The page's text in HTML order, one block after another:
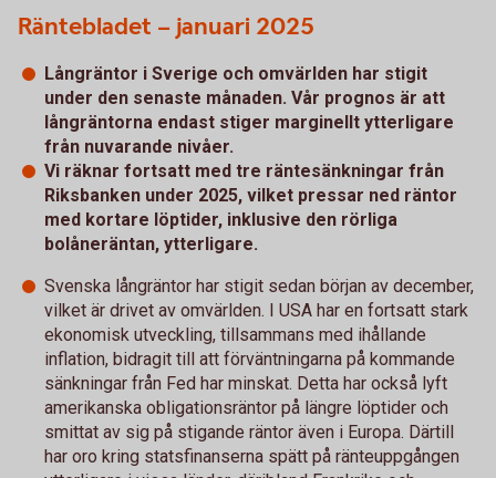
Räntebladet – januari 2025
Långräntor i Sverige och omvärlden har stigit
under den senaste månaden. Vår prognos är att
långräntorna endast stiger marginellt ytterligare
från nuvarande nivåer.
Vi räknar fortsatt med tre räntesänkningar från
Riksbanken under 2025, vilket pressar ned räntor
med kortare löptider, inklusive den rörliga
bolåneräntan, ytterligare.
Svenska långräntor har stigit sedan början av december,
vilket är drivet av omvärlden. I USA har en fortsatt stark
ekonomisk utveckling, tillsammans med ihållande
inflation, bidragit till att förväntningarna på kommande
sänkningar från Fed har minskat. Detta har också lyft
amerikanska obligationsräntor på längre löptider och
smittat av sig på stigande räntor även i Europa. Därtill
har oro kring statsfinanserna spätt på ränteuppgången